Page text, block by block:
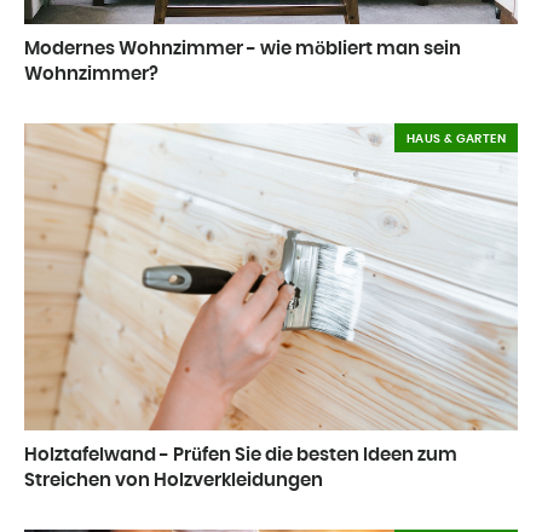
Modernes Wohnzimmer - wie möbliert man sein
Wohnzimmer?
Holztafelwand - Prüfen Sie die besten Ideen zum
Streichen von Holzverkleidungen
HAUS & GARTEN